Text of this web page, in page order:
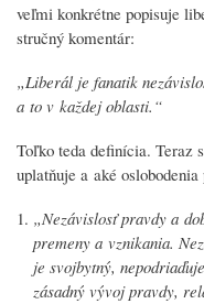
veľmi konkrétne popisuje
stručný komentár:
„Liberál je fanatik
a to v každej oblasti.“
Toľko teda definícia. Teraz
uplatňuje a aké oslobodenia
„Nezávislosť pravdy a
premeny a vznikania.
je svojbytný,
zásadný vývoj pravdy,